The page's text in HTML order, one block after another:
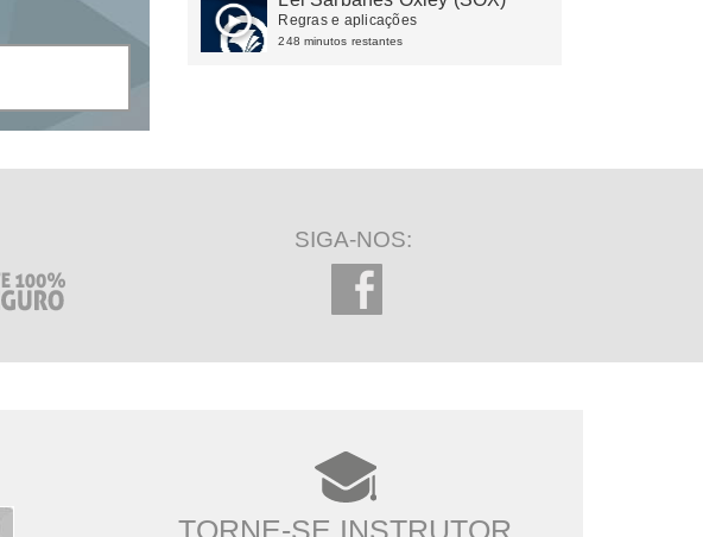
Regras e aplicações
248 minutos restantes
SIGA-NOS:
TORNE-SE INSTRUTOR